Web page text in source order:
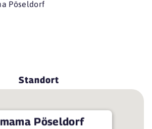
Standort
mama Pöseldorf